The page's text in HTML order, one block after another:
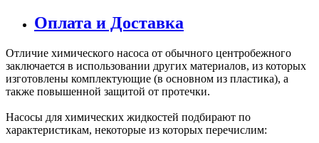
Оплата и Доставка
Отличие химического насоса от обычного центробежного
заключается в использовании других материалов, из которых
изготовлены комплектующие (в основном из пластика), а
также повышенной защитой от протечки.
Насосы для химических жидкостей подбирают по
характеристикам, некоторые из которых перечислим: